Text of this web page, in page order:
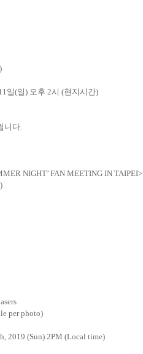
)
일(일) 오후 2시 (현지시간)
니다.
NIGHT’ FAN MEETING IN TAIPEI>
per photo)
2019 (Sun) 2PM (Local time)